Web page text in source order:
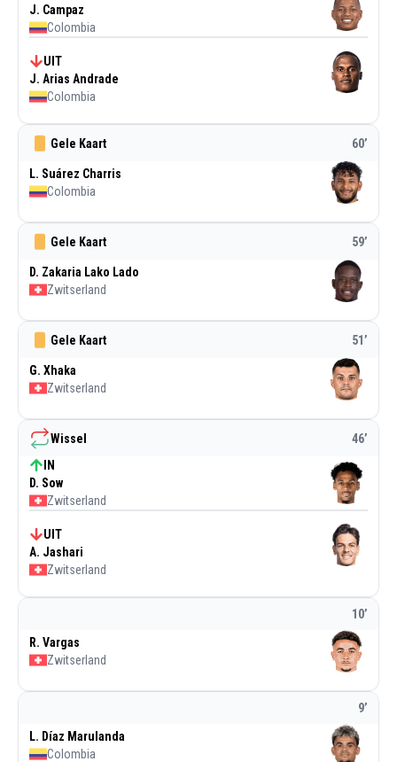
9’
L. Díaz Marulanda
Colombia
10’
R. Vargas
Zwitserland
Wissel 46’
IN
D. Sow
Zwitserland
UIT
A. Jashari
Zwitserland
Gele Kaart 51’
G. Xhaka
Zwitserland
Gele Kaart 59’
D. Zakaria Lako Lado
Zwitserland
Gele Kaart 60’
L. Suárez Charris
Colombia
J. Campaz
Colombia
UIT
J. Arias Andrade
Colombia